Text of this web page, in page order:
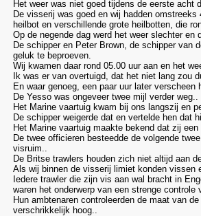
Het weer was niet goed tijdens de eerste acht
De visserij was goed en wij hadden
heilbot en verschillende grote heilbotten, die
Op de negende dag werd het weer slechter en
De schipper en Peter Brown, de schipper van
geluk te beproeven.
Wij kwamen daar rond 05.00 uur aan en het
Ik was er van overtuigd, dat het niet lang zou
En waar genoeg, een paar uur later
De Yesso was ongeveer twee mijl verder weg..
Het Marine vaartuig kwam bij ons langszij en
De schipper weigerde dat en vertelde hen dat
Het Marine vaartuig maakte bekend dat zij
De twee officieren besteedde de volgende
visruim..
De Britse trawlers houden zich niet altijd aan
Als wij binnen de visserij limiet konden vissen
Iedere trawler die zijn vis aan wal bracht in
waren het onderwerp van een strenge
Hun ambtenaren controleerden de maat van
verschrikkelijk hoog..